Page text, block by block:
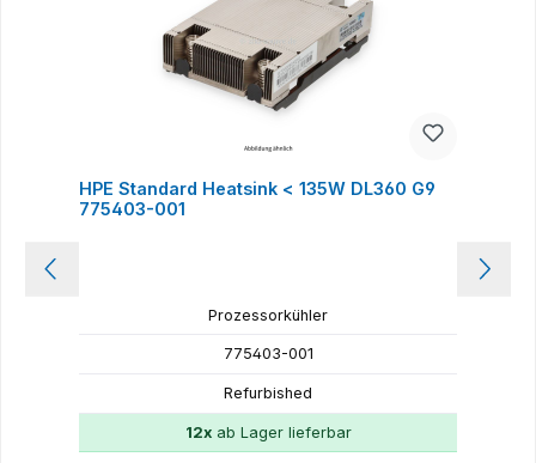
HPE Standard Heatsink < 135W DL360 G9
775403-001
Prozessorkühler
775403-001
Refurbished
12xab Lager lieferbar